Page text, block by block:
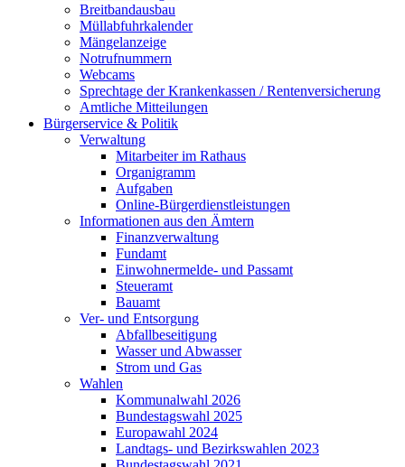
Breitbandausbau
Müllabfuhrkalender
Mängelanzeige
Notrufnummern
Webcams
Sprechtage der Krankenkassen / Rentenversicherung
Amtliche Mitteilungen
Bürgerservice & Politik
Verwaltung
Mitarbeiter im Rathaus
Organigramm
Aufgaben
Online-Bürgerdienstleistungen
Informationen aus den Ämtern
Finanzverwaltung
Fundamt
Einwohnermelde- und Passamt
Steueramt
Bauamt
Ver- und Entsorgung
Abfallbeseitigung
Wasser und Abwasser
Strom und Gas
Wahlen
Kommunalwahl 2026
Bundestagswahl 2025
Europawahl 2024
Landtags- und Bezirkswahlen 2023